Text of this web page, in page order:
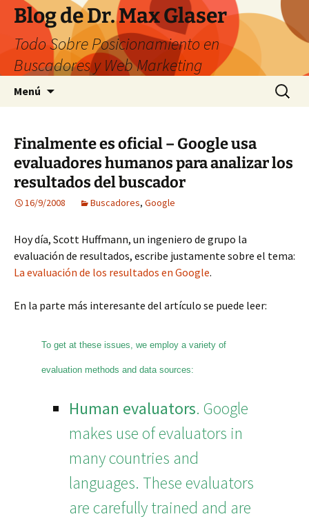
Saltar
contenido
Blog de Dr. Max Glaser
Todo Sobre Posicionamiento en
Buscadores y Web Marketing
Menú Buscar:
Finalmente es oficial – Google usa
evaluadores humanos para analizar los
resultados del buscador
16/9/2008 Buscadores, Google
Hoy día, Scott Huffmann, un ingeniero de grupo la
evaluación de resultados, escribe justamente sobre el tema:
La evaluación de los resultados en Google.
En la parte más interesante del artículo se puede leer:
To get at these issues, we employ a variety of
evaluation methods and data sources:
Human evaluators. Google
makes use of evaluators in
many countries and
languages. These evaluators
are carefully trained and are